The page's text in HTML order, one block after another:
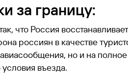
за границу:
что Россия
россиян в качестве
авиасообщения, но и на
въезда.